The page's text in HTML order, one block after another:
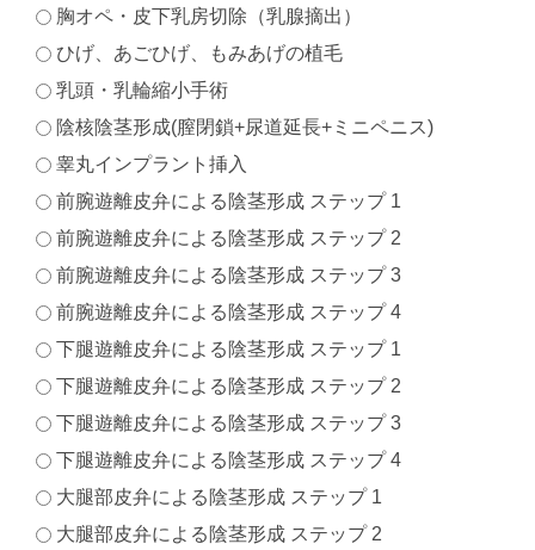
胸オペ・皮下乳房切除（乳腺摘出）
ひげ、あごひげ、もみあげの植毛
乳頭・乳輪縮小手術
陰核陰茎形成(膣閉鎖+尿道延長+ミニペニス)
睾丸インプラント挿入
前腕遊離皮弁による陰茎形成 ステップ 1
前腕遊離皮弁による陰茎形成 ステップ 2
前腕遊離皮弁による陰茎形成 ステップ 3
前腕遊離皮弁による陰茎形成 ステップ 4
下腿遊離皮弁による陰茎形成 ステップ 1
下腿遊離皮弁による陰茎形成 ステップ 2
下腿遊離皮弁による陰茎形成 ステップ 3
下腿遊離皮弁による陰茎形成 ステップ 4
大腿部皮弁による陰茎形成 ステップ 1
大腿部皮弁による陰茎形成 ステップ 2